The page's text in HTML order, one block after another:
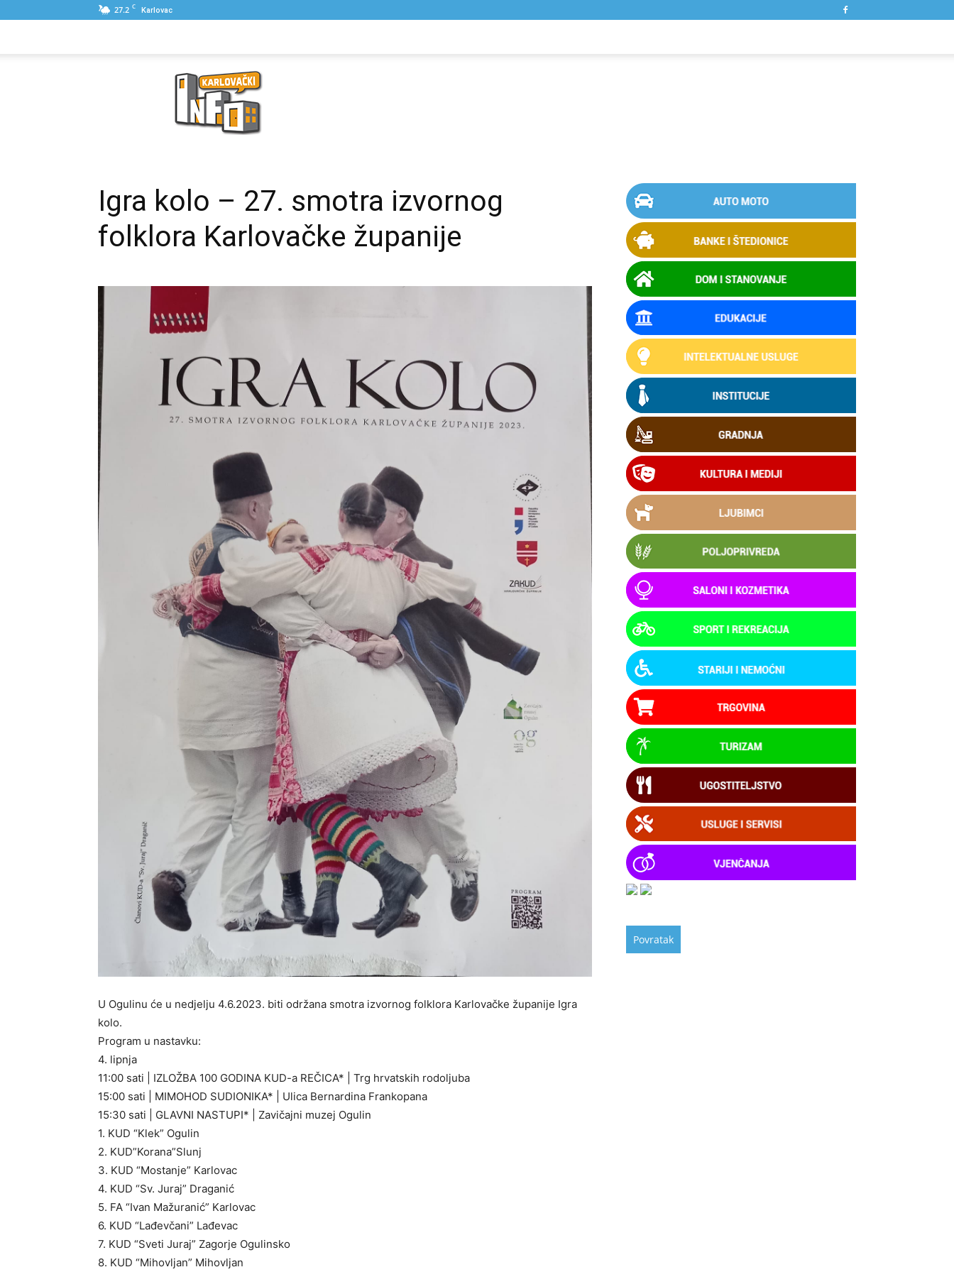
27.2 C Karlovac
Karlovački
Igra kolo – 27. smotra izvornog
folklora Karlovačke županije
U Ogulinu će u nedjelju 4.6.2023. biti održana smotra izvornog folklora Karlovačke županije Igra
kolo.
Program u nastavku:
4. lipnja
11:00 sati | IZLOŽBA 100 GODINA KUD-a REČICA* | Trg hrvatskih rodoljuba
15:00 sati | MIMOHOD SUDIONIKA* | Ulica Bernardina Frankopana
15:30 sati | GLAVNI NASTUPI* | Zavičajni muzej Ogulin
1. KUD “Klek” Ogulin
2. KUD”Korana”Slunj
3. KUD “Mostanje” Karlovac
4. KUD “Sv. Juraj” Draganić
5. FA “Ivan Mažuranić” Karlovac
6. KUD “Lađevčani” Lađevac
7. KUD “Sveti Juraj” Zagorje Ogulinsko
8. KUD “Mihovljan” Mihovljan